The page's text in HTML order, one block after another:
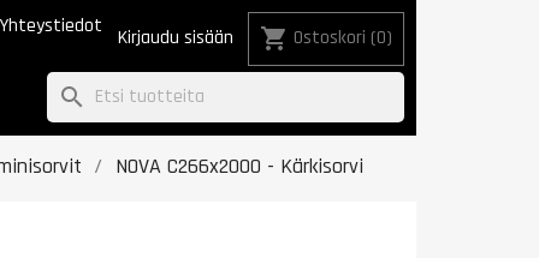
Yhteystiedot Kirjaudu sisään shopping_cart Ostoskori (0)
search
NOVA C266x2000 - Kärkisorvi